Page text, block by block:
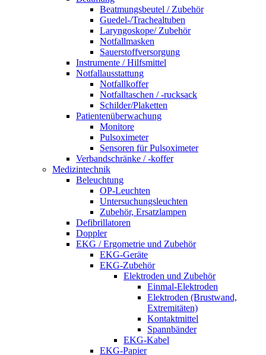
Beatmungsbeutel / Zubehör
Guedel-/Trachealtuben
Laryngoskope/ Zubehör
Notfallmasken
Sauerstoffversorgung
Instrumente / Hilfsmittel
Notfallausstattung
Notfallkoffer
Notfalltaschen / -rucksack
Schilder/Plaketten
Patientenüberwachung
Monitore
Pulsoximeter
Sensoren für Pulsoximeter
Verbandschränke / -koffer
Medizintechnik
Beleuchtung
OP-Leuchten
Untersuchungsleuchten
Zubehör, Ersatzlampen
Defibrillatoren
Doppler
EKG / Ergometrie und Zubehör
EKG-Geräte
EKG-Zubehör
Elektroden und Zubehör
Einmal-Elektroden
Elektroden (Brustwand,
Extremitäten)
Kontaktmittel
Spannbänder
EKG-Kabel
EKG-Papier